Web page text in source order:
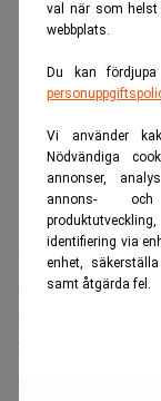
val när som helst
webbplats.
Du kan
Vi använder
Nödvändiga
annonser,
annons- och
identifiering via
enhet,
samt åtgärda fel.
Sprängningarna
september 2022.
förstörelsen av
Eftersom krig är